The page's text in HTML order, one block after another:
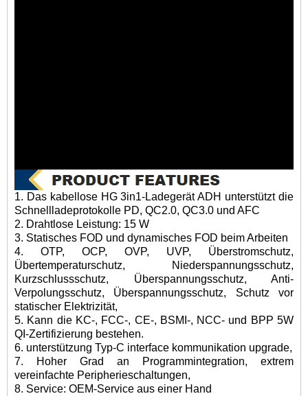
1. Das kabellose HG 3in1-Ladegerät ADH unterstützt die
Schnellladeprotokolle PD, QC2.0, QC3.0 und AFC
2. Drahtlose Leistung: 15 W
3. Statisches FOD und dynamisches FOD beim Arbeiten
4. OTP, OCP, OVP, UVP, Überstromschutz,
Übertemperaturschutz, Niederspannungsschutz,
Kurzschlussschutz, Überspannungsschutz, Anti-
Verpolungsschutz, Überspannungsschutz, Schutz vor
statischer Elektrizität,
5. Kann die KC-, FCC-, CE-, BSMI-, NCC- und BPP 5W
QI-Zertifizierung bestehen.
6. unterstützung Typ-C interface kommunikation upgrade,
7. Hoher Grad an Programmintegration, extrem
vereinfachte Peripherieschaltungen,
8. Service: OEM-Service aus einer Hand